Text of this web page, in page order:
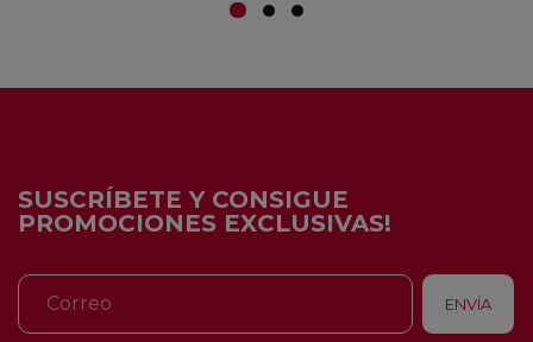
SUSCRÍBETE Y CONSIGUE
PROMOCIONES EXCLUSIVAS!